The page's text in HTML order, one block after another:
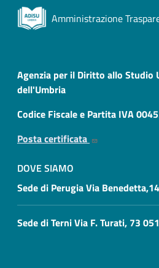
Amministrazione
Agenzia per il Diritto allo Studio
dell'Umbria
Codice Fiscale e Partita IVA
Posta certificata
DOVE SIAMO
Sede di Perugia Via
Sede di Terni Via F. Turati, 73